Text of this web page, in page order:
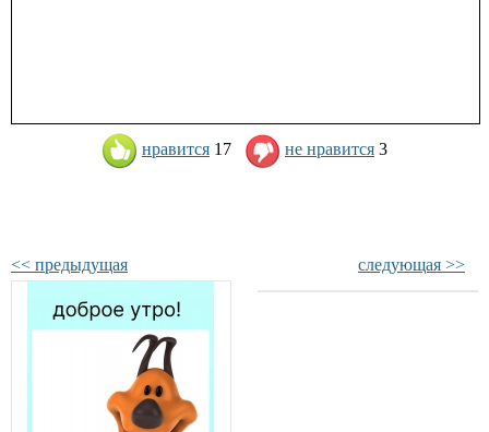
нравится 17 не нравится 3
<< предыдущая следующая >>